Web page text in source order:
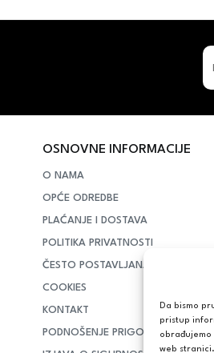
Da bismo
pristup
web
OSNOVNE INFORMACIJE
O NAMA
OPĆE ODREDBE
PLAĆANJE I DOSTAVA
POLITIKA PRIVATNOSTI
ČESTO POSTAVLJANA PITANJA
COOKIES
KONTAKT
PODNOŠENJE PRIGOVORA